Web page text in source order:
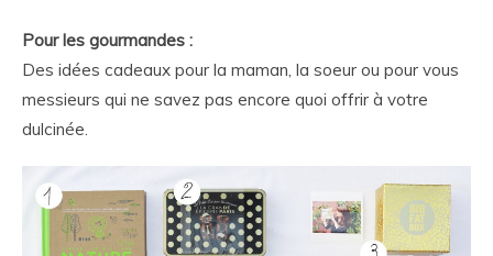
Pour les gourmandes :
Des idées cadeaux pour la maman, la soeur ou pour vous
messieurs qui ne savez pas encore quoi offrir à votre
dulcinée.